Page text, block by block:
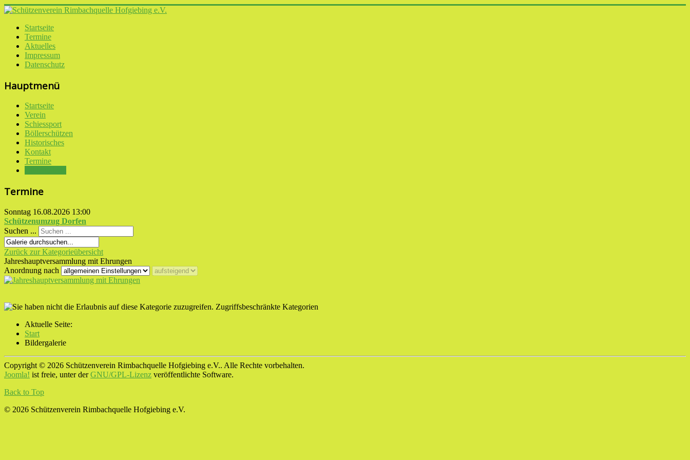
Startseite
Termine
Aktuelles
Impressum
Datenschutz
Hauptmenü
Startseite
Verein
Schiessport
Böllerschützen
Historisches
Kontakt
Termine
Termine
Sonntag 16.08.2026 13:00
Schützenumzug Dorfen
Suchen ...
Zurück zur Kategorieübersicht
Jahreshauptversammlung mit Ehrungen
Anordnung nach
Zugriffsbeschränkte Kategorien
Aktuelle Seite:
Start
Bildergalerie
Copyright © 2026 Schützenverein Rimbachquelle Hofgiebing e.V.. Alle Rechte vorbehalten.
Joomla! ist freie, unter derGNU/GPL-Lizenz veröffentlichte Software.
Back to Top
© 2026 Schützenverein Rimbachquelle Hofgiebing e.V.